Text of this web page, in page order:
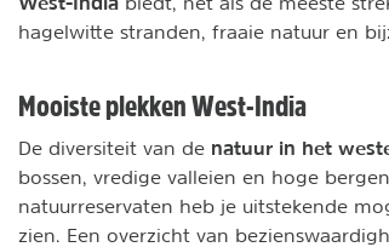
hagelwitte stranden, fraaie natuur en
Mooiste plekken West-India
De diversiteit van de natuur in het
bossen, vredige valleien en hoge
natuurreservaten heb je uitstekende
zien. Een overzicht van